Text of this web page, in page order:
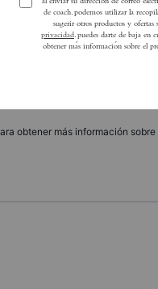
obtener más información